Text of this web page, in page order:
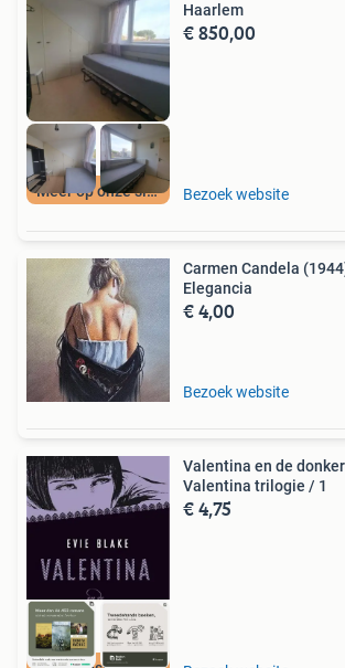
Meer op onze site
Haarlem
€ 850,00
Bezoek website
Carmen Candela
Elegancia
€ 4,00
Bezoek website
Valentina en de
Valentina trilogie / 1
€ 4,75